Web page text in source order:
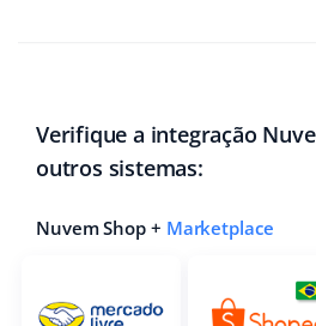
Verifique a integração
outros sistemas:
Nuvem Shop + Marketplace